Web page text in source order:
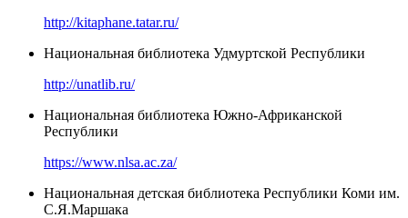
http://kitaphane.tatar.ru/
Национальная библиотека Удмуртской Республики
http://unatlib.ru/
Национальная библиотека Южно-Африканской
Республики
https://www.nlsa.ac.za/
Национальная детская библиотека Республики Коми им.
С.Я.Маршака